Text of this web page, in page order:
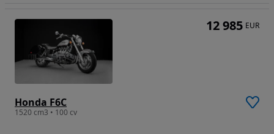
Honda F6C
1520 cm3 • 100 cv
12 985 EUR